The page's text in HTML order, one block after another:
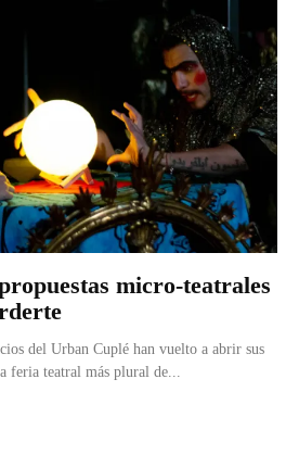
micro-teatrales
del Urban Cuplé han vuelto a abrir sus
feria teatral más plural de...